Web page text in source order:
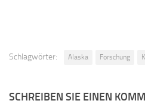
Schlagwörter: Alaska Forschung
SCHREIBEN SIE EINEN